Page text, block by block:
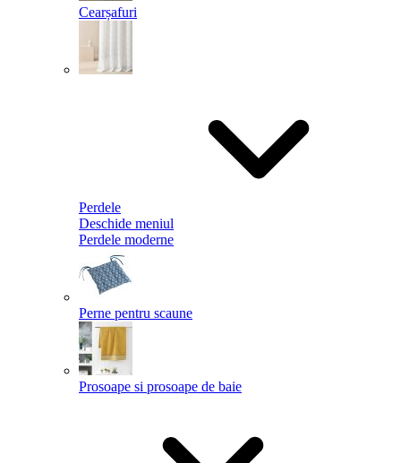
Cearșafuri
Perdele
Deschide meniul
Perdele moderne
Perne pentru scaune
Prosoape si prosoape de baie